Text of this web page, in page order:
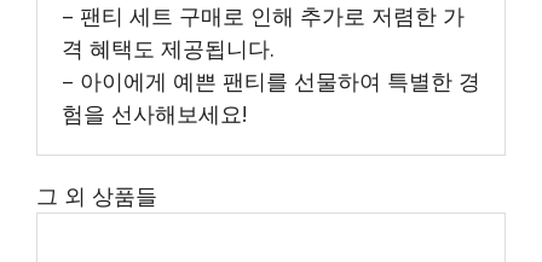
– 팬티 세트 구매로 인해 추가로 저렴한 가
격 혜택도 제공됩니다.
– 아이에게 예쁜 팬티를 선물하여 특별한 경
험을 선사해보세요!
그 외 상품들